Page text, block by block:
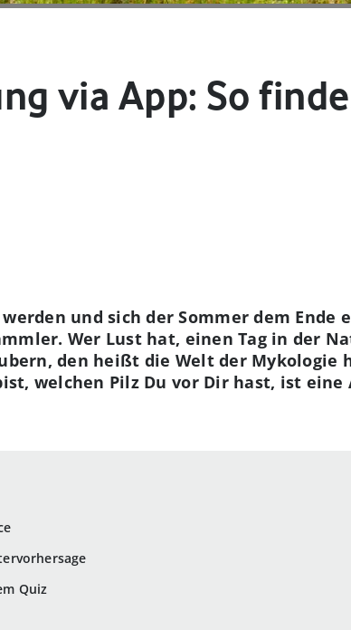
via App: So
Quiz
und sich der Sommer dem Ende
Wer Lust hat, einen Tag in der
den heißt die Welt der Mykologie
welchen Pilz Du vor Dir hast, ist eine